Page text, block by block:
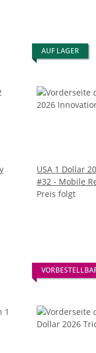
AUF LAGER
USA 1 Dollar
#32 - Mobile
Minnesota - D
Preis folgt